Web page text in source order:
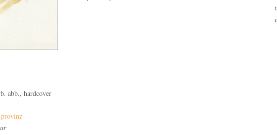
abb., hardcover